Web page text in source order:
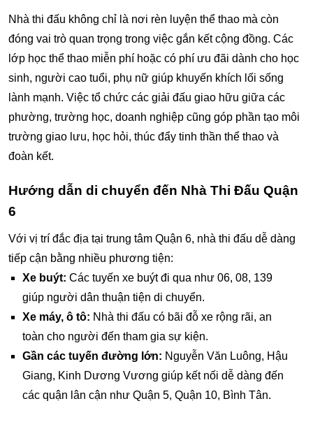
Nhà thi đấu không chỉ là nơi rèn luyện thể thao mà còn
đóng vai trò quan trọng trong việc gắn kết cộng đồng. Các
lớp học thể thao miễn phí hoặc có phí ưu đãi dành cho học
sinh, người cao tuổi, phụ nữ giúp khuyến khích lối sống
lành mạnh. Việc tổ chức các giải đấu giao hữu giữa các
phường, trường học, doanh nghiệp cũng góp phần tạo môi
trường giao lưu, học hỏi, thúc đẩy tinh thần thể thao và
đoàn kết.
Hướng dẫn di chuyển đến Nhà Thi Đấu Quận
6
Với vị trí đắc địa tại trung tâm Quận 6, nhà thi đấu dễ dàng
tiếp cận bằng nhiều phương tiện:
Xe buýt: Các tuyến xe buýt đi qua như 06, 08, 139
giúp người dân thuận tiện di chuyển.
Xe máy, ô tô: Nhà thi đấu có bãi đỗ xe rộng rãi, an
toàn cho người đến tham gia sự kiện.
Gần các tuyến đường lớn: Nguyễn Văn Luông, Hậu
Giang, Kinh Dương Vương giúp kết nối dễ dàng đến
các quận lân cận như Quận 5, Quận 10, Bình Tân.